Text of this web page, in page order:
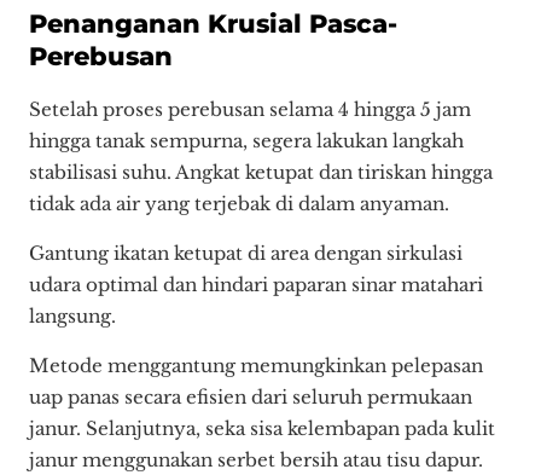
Penanganan Krusial Pasca-
Perebusan
Setelah proses perebusan selama 4 hingga 5 jam
hingga tanak sempurna, segera lakukan langkah
stabilisasi suhu. Angkat ketupat dan tiriskan hingga
tidak ada air yang terjebak di dalam anyaman.
Gantung ikatan ketupat di area dengan sirkulasi
udara optimal dan hindari paparan sinar matahari
langsung.
Metode menggantung memungkinkan pelepasan
uap panas secara efisien dari seluruh permukaan
janur. Selanjutnya, seka sisa kelembapan pada kulit
janur menggunakan serbet bersih atau tisu dapur.